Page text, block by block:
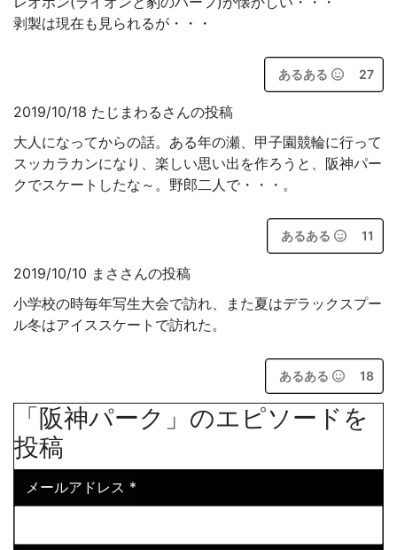
剥製は現在も見られるが・・・
あるある 27
2019/10/18 たじまわるさんの投稿
大人になってからの話。ある年の瀬、甲子園競輪に行って
スッカラカンになり、楽しい思い出を作ろうと、阪神パー
クでスケートしたな～。野郎二人で・・・。
あるある 11
2019/10/10 まささんの投稿
小学校の時毎年写生大会で訪れ、また夏はデラックスプー
ル冬はアイススケートで訪れた。
あるある 18
「阪神パーク」のエピソードを
投稿
メールアドレス *